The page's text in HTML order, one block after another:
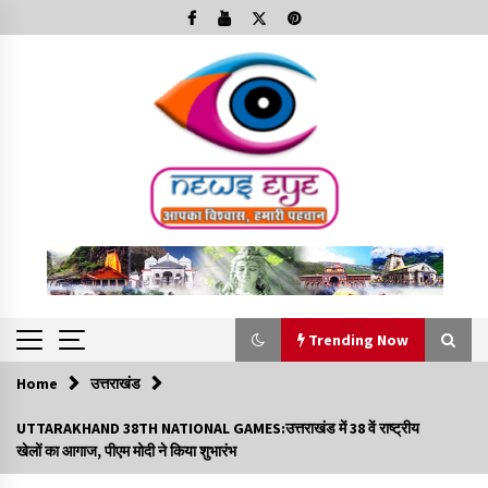
to
Trending Now
Trending Now
Minorities Rights Day : विश्व अल्पसंख्यक अधिकार दिवस
कार्यक्रम में शामिल हुए सीएम,आधुनिक मदरसों का नाम अब्दुल कलाम के नाम
Home उत्तराखंड
UTTARAKHAND 38TH NATIONAL GAMES:उत्तराखंड में 38 वें राष्ट्रीय
खेलों का आगाज, पीएम मोदी ने किया शुभारंभ